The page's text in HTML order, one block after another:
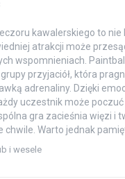
kawalerskiego to nie
atrakcji może
wspomnieniach.
przyjaciół, która
adrenaliny. Dzięki
uczestnik może
gra zacieśnia więzi i
chwile. Warto jednak
i wesele